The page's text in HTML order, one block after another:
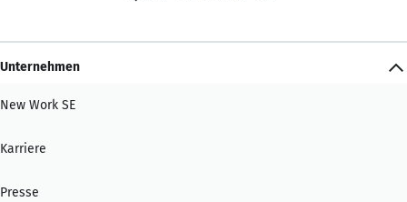
Unternehmen
New Work SE
Karriere
Presse